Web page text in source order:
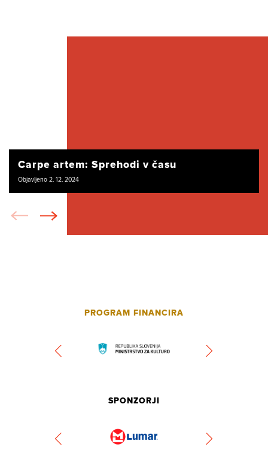
Carpe artem: Sprehodi v času
Objavljeno 2. 12. 2024
PROGRAM FINANCIRA
SPONZORJI